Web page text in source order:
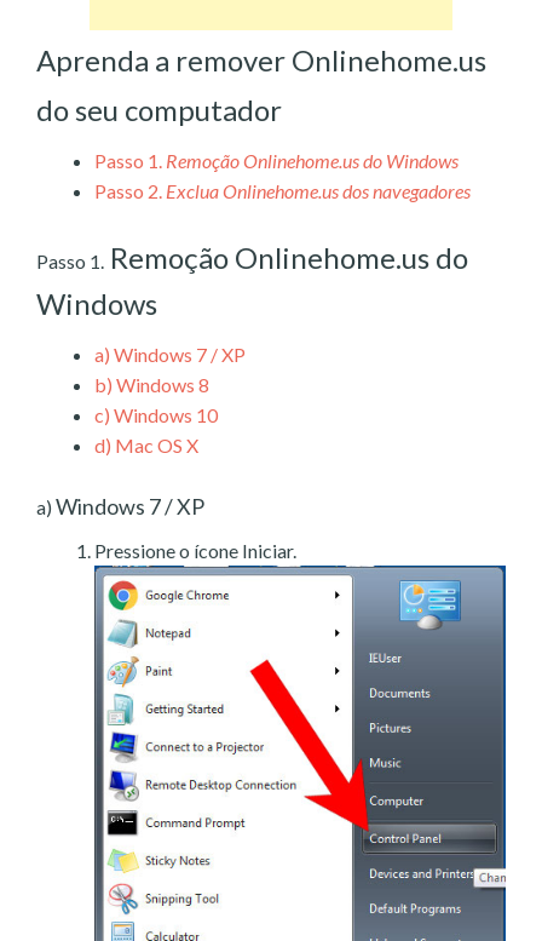
Aprenda a remover Onlinehome.us
do seu computador
Passo 1. Remoção Onlinehome.us do Windows
Passo 2. Exclua Onlinehome.us dos navegadores
Passo 1. Remoção Onlinehome.us do
Windows
a) Windows 7 / XP
b) Windows 8
c) Windows 10
d) Mac OS X
a) Windows 7 / XP
Pressione o ícone Iniciar.